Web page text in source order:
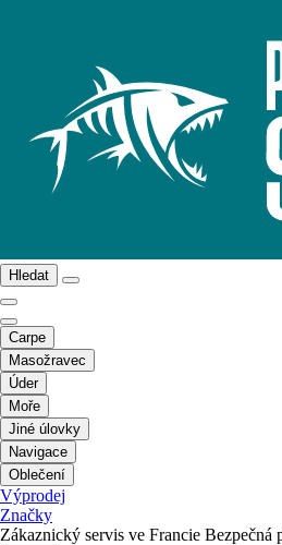
Hledat
Carpe
Masožravec
Úder
Moře
Jiné úlovky
Navigace
Oblečení
Výprodej
Značky
Zákaznický servis ve Francie Bezpečná